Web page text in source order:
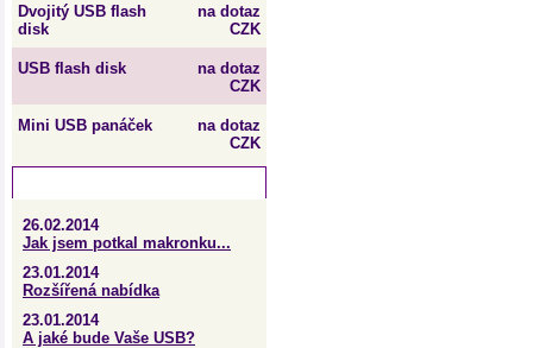
Dvojitý USB flash
disk
na dotaz
CZK
USB flash disk
na dotaz
CZK
Mini USB panáček
na dotaz
CZK
26.02.2014
Jak jsem potkal makronku...
23.01.2014
Rozšířená nabídka
23.01.2014
A jaké bude Vaše USB?